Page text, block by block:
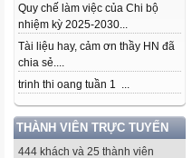
Quy chế làm việc của Chi bộ
nhiệm kỳ 2025-2030...
Tài liệu hay, cảm ơn thầy HN đã
chia sẻ....
trinh thi oang tuần 1 ...
THÀNH VIÊN TRỰC TUYẾN
444 khách và 25 thành viên